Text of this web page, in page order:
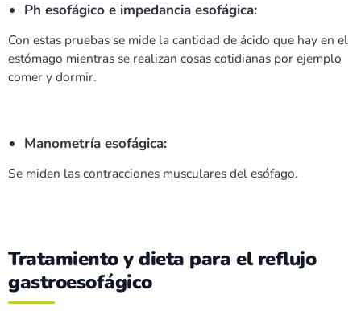
Ph esofágico e impedancia esofágica:
Con estas pruebas se mide la cantidad de ácido que hay en el
estómago mientras se realizan cosas cotidianas por ejemplo
comer y dormir.
Manometría esofágica:
Se miden las contracciones musculares del esófago.
Tratamiento y dieta para el reflujo
gastroesofágico